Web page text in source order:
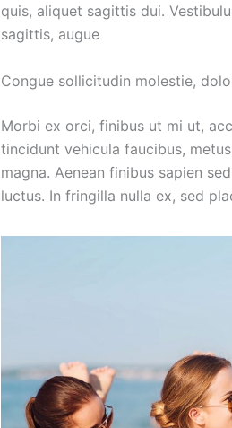
quis, aliquet sagittis dui.
sagittis, augue
Congue sollicitudin molestie,
Morbi ex orci, finibus ut mi ut,
tincidunt vehicula faucibus,
magna. Aenean finibus sapien
luctus. In fringilla nulla ex, sed